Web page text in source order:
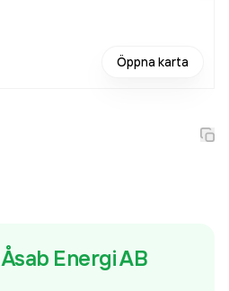
Öppna karta
Åsab Energi AB